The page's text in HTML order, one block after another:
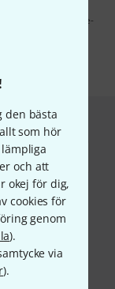
den bästa
som hör
och att
okej för dig,
cookies för
genom
).
via
).
jag till att ta emot e-
Du finner mer